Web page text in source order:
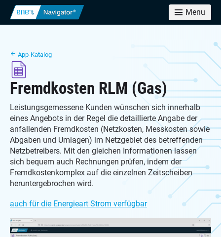
Menu
App-Katalog
Fremdkosten RLM (Gas)
Leistungsgemessene Kunden wünschen sich innerhalb
eines Angebots in der Regel die detaillierte Angabe der
anfallenden Fremdkosten (Netzkosten, Messkosten sowie
Abgaben und Umlagen) im Netzgebiet des betreffenden
Netzbetreibers. Mit den gleichen Informationen lassen
sich bequem auch Rechnungen prüfen, indem der
Fremdkostenkomplex auf die einzelnen Zeitscheiben
heruntergebrochen wird.
auch für die Energieart Strom verfügbar